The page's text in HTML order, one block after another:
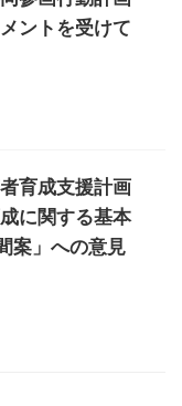
ントを受けて
育成支援計画
に関する基本
案」への意見